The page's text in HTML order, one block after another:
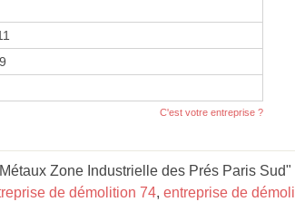
C'est votre entreprise ?
Zone Industrielle des Prés Paris
de démolition 74, entreprise de